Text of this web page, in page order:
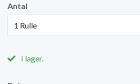
Antal
1 Rulle
I lager.